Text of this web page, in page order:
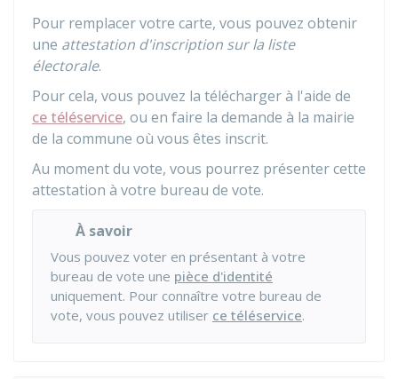
Pour remplacer votre carte, vous pouvez obtenir
une attestation d'inscription sur la liste
électorale.
Pour cela, vous pouvez la télécharger à l'aide de
ce téléservice, ou en faire la demande à la mairie
de la commune où vous êtes inscrit.
Au moment du vote, vous pourrez présenter cette
attestation à votre bureau de vote.
À savoir
Vous pouvez voter en présentant à votre
bureau de vote une pièce d'identité
uniquement. Pour connaître votre bureau de
vote, vous pouvez utiliser ce téléservice.